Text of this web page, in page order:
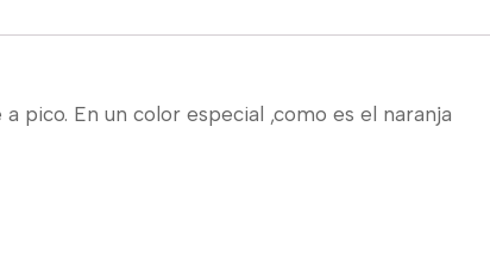
pico. En un color especial ,como es el naranja